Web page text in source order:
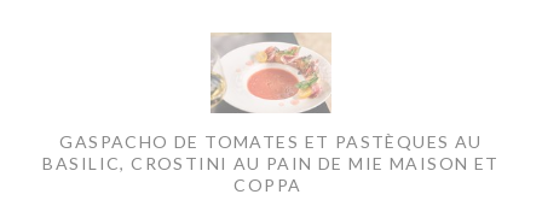
GASPACHO DE TOMATES ET PASTÈQUES AU
BASILIC, CROSTINI AU PAIN DE MIE MAISON ET
COPPA